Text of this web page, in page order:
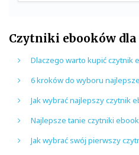
Czytniki ebooków
Dlaczego warto kupić czytnik
6 kroków do wyboru
Jak wybrać najlepszy czytnik
Najlepsze tanie czytniki
Jak wybrać swój pierwszy